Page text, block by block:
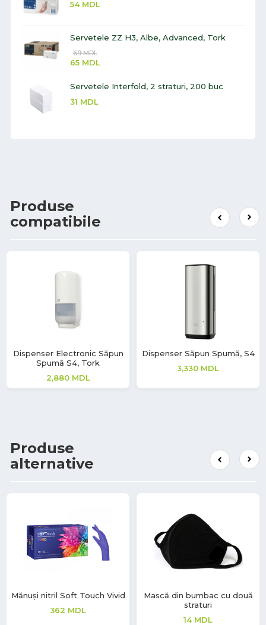
54 MDL
Servetele ZZ H3, Albe, Advanced, Tork
69MDL
65 MDL
Servetele Interfold, 2 straturi, 200 buc
31 MDL
Produse
compatibile
Dispenser Electronic Săpun
Spumă S4, Tork
2,880 MDL
Dispenser Săpun Spumă, S4
3,330 MDL
Produse
alternative
Mănuși nitril Soft Touch Vivid
362 MDL
Mască din bumbac cu două
straturi
14 MDL